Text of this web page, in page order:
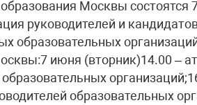
Москвы состоятся
руководителей и
образовательных
июня (вторник)14.00 –
образовательных